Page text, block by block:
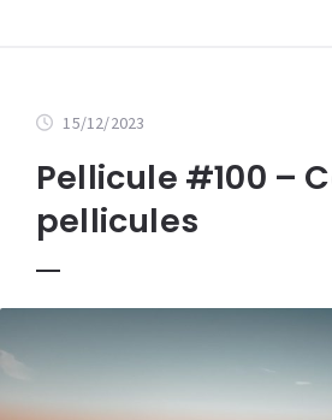
15/12/2023
Pellicule #100 –
pellicules